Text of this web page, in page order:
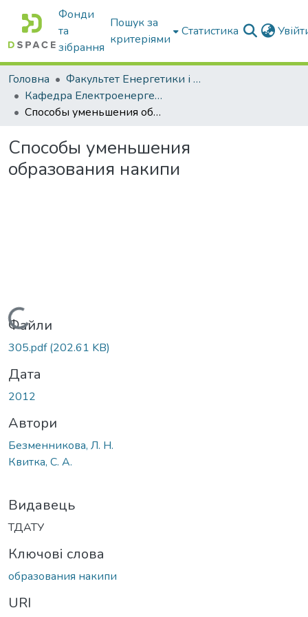
Фонди
та
зібрання
Пошук за
критеріями
Статистика
Головна
Факультет Енергетики і комп'ютерних технологій
Кафедра Електроенергетики і електротехнологій
Способы уменьшения образования накипи
Способы уменьшения
образования накипи
Вантажиться...
Файли
305.pdf(202.61 KB)
Дата
2012
Автори
Безменникова, Л. Н.
Квитка, С. А.
Видавець
ТДАТУ
Ключові слова
образования накипи
URI